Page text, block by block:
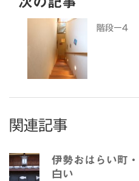
階段ー4
関連記事
伊勢おはらい町
白い